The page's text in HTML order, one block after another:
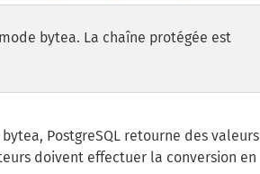
bytea. La chaîne protégée est
PostgreSQL retourne des valeurs
doivent effectuer la conversion en